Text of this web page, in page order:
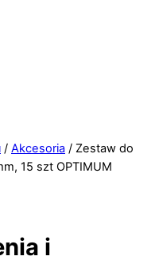
/ Akcesoria / Zestaw do
15 szt OPTIMUM
i